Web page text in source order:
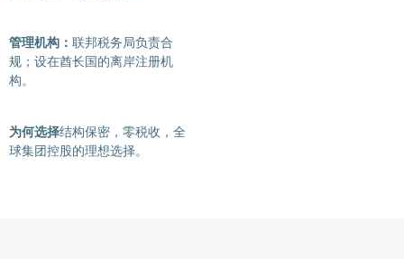
管理机构： 联邦税务局负责合
规；设在酋长国的离岸注册机
构。
为何选择结构保密，零税收，全
球集团控股的理想选择。